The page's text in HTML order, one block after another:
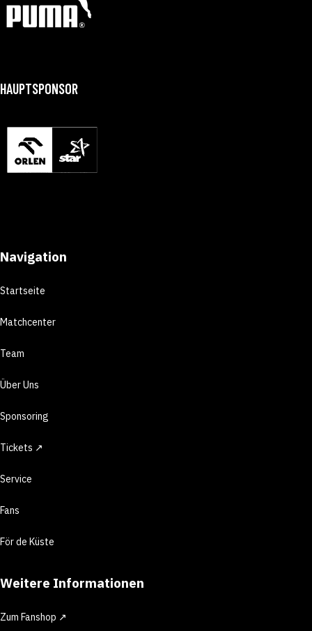
HAUPTSPONSOR
Navigation
Startseite
Matchcenter
Team
Über Uns
Sponsoring
Tickets ↗
Service
Fans
För de Küste
Weitere Informationen
Zum Fanshop ↗